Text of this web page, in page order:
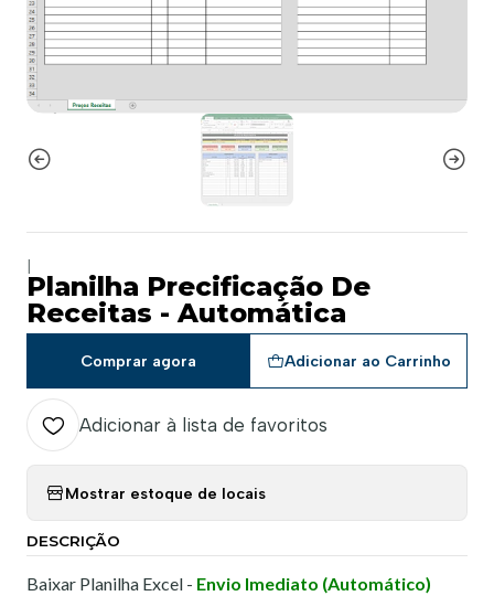
Planilha Precificação De
Receitas - Automática
Adicionar ao Carrinho
Comprar agora
Adicionar à lista de favoritos
Mostrar estoque de locais
DESCRIÇÃO
Baixar Planilha Excel - Envio Imediato (Automático)